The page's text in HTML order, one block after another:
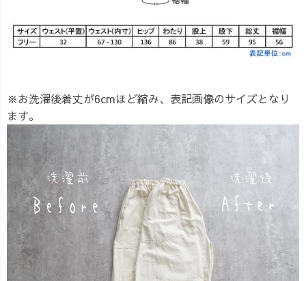
※お洗濯後着丈が6cmほど縮み、表記画像のサイズとなり
ます。